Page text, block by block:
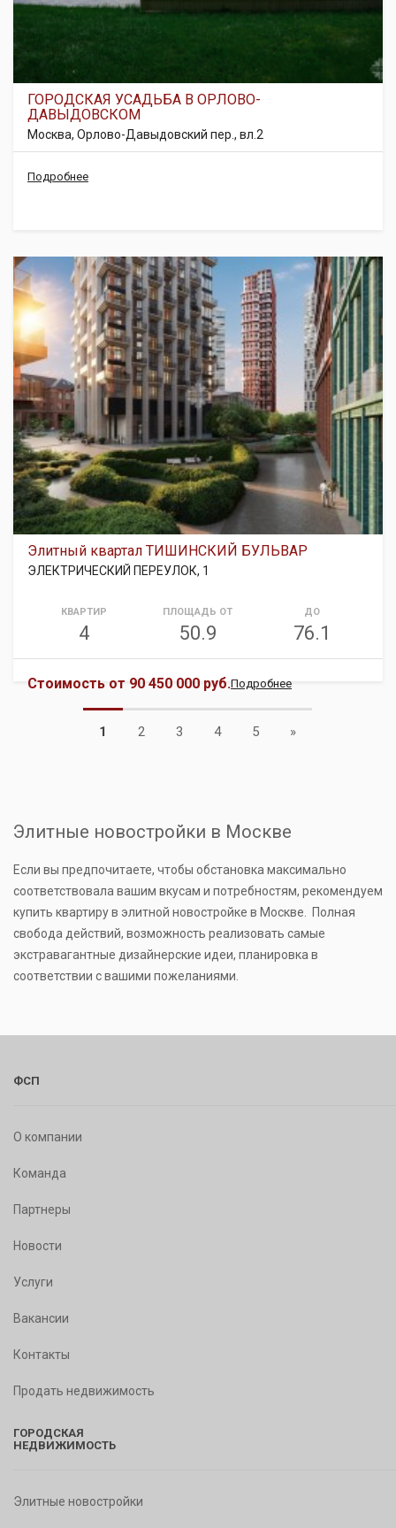
ГОРОДСКАЯ УСАДЬБА В ОРЛОВО-
ДАВЫДОВСКОМ
Москва, Орлово-Давыдовский пер., вл.2
Подробнее
Элитный квартал ТИШИНСКИЙ БУЛЬВАР
ЭЛЕКТРИЧЕСКИЙ ПЕРЕУЛОК, 1
КВАРТИР
4
ПЛОЩАДЬ ОТ
50.9
ДО
76.1
Стоимость от 90 450 000 руб.Подробнее
1 2 3 4 5 »Next
Элитные новостройки в Москве
Если вы предпочитаете, чтобы обстановка максимально
соответствовала вашим вкусам и потребностям, рекомендуем
купить квартиру в элитной новостройке в Москве. Полная
свобода действий, возможность реализовать самые
экстравагантные дизайнерские идеи, планировка в
соответствии с вашими пожеланиями.
ФСП
О компании
Команда
Партнеры
Новости
Услуги
Вакансии
Контакты
Продать недвижимость
ГОРОДСКАЯ
НЕДВИЖИМОСТЬ
Элитные новостройки